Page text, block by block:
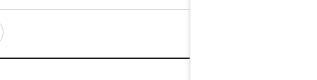
고객 앱설치 가능합니다.
안내] 집 밖에 주소로 택배 받기